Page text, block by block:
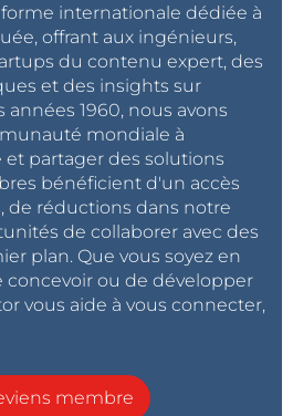
internationale dédiée à
offrant aux ingénieurs,
du contenu expert, des
et des insights sur
années 1960, nous avons
mondiale à
partager des solutions
bénéficient d'un accès
de réductions dans notre
de collaborer avec des
plan. Que vous soyez en
concevoir ou de développer
vous aide à vous connecter,
membre